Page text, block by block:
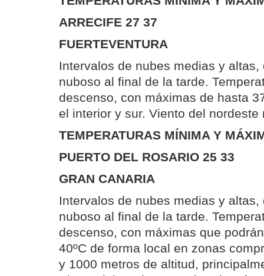
ARRECIFE 27 37
FUERTEVENTURA
Intervalos de nubes medias y
nuboso al final de la tarde.
descenso, con máximas de hasta
el interior y sur. Viento del nordeste
TEMPERATURAS MÍNIMA Y
PUERTO DEL ROSARIO 25 33
GRAN CANARIA
Intervalos de nubes medias y
nuboso al final de la tarde.
descenso, con máximas que
40ºC de forma local en zonas
y 1000 metros de altitud,